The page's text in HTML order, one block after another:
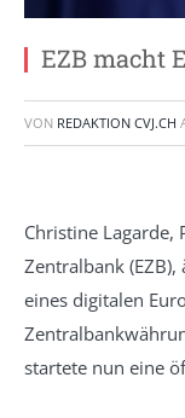
EZB macht
VON REDAKTION CVJ.CH
Christine Lagarde,
Zentralbank
eines digitalen
startete nun eine